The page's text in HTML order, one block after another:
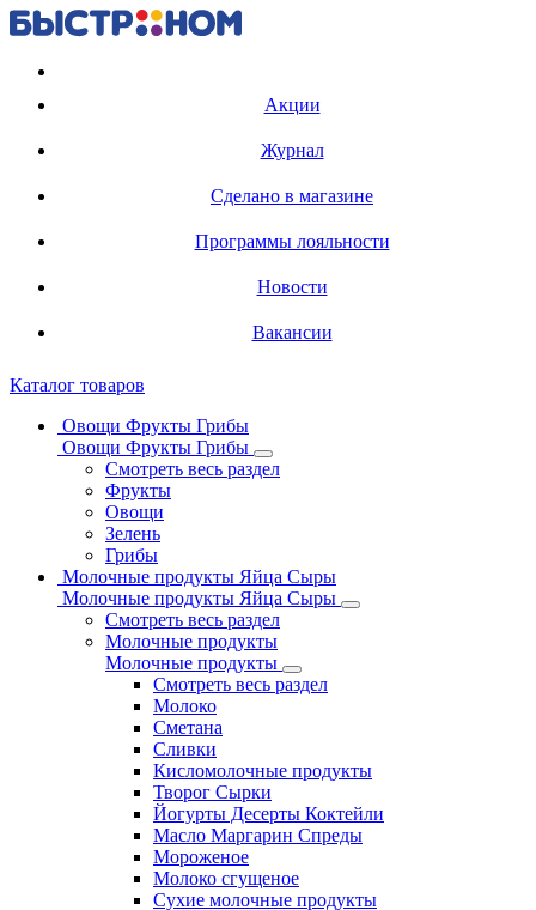
Акции
Журнал
Сделано в магазине
Программы лояльности
Новости
Вакансии
Каталог товаров
Овощи Фрукты Грибы
Овощи Фрукты Грибы
Смотреть весь раздел
Фрукты
Овощи
Зелень
Грибы
Молочные продукты Яйца Сыры
Молочные продукты Яйца Сыры
Смотреть весь раздел
Молочные продукты
Молочные продукты
Смотреть весь раздел
Молоко
Сметана
Сливки
Кисломолочные продукты
Творог Сырки
Йогурты Десерты Коктейли
Масло Маргарин Спреды
Мороженое
Молоко сгущеное
Сухие молочные продукты